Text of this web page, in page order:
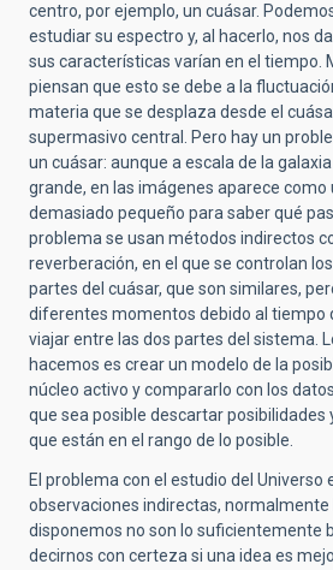
centro, por ejemplo, un cuásar.
estudiar su espectro y, al hacerlo, nos
sus características varían en el tiempo.
piensan que esto se debe a la
materia que se desplaza desde el
supermasivo central. Pero hay un
un cuásar: aunque a escala de la
grande, en las imágenes aparece como
demasiado pequeño para saber qué
problema se usan métodos indirectos
reverberación, en el que se controlan
partes del cuásar, que son similares,
diferentes momentos debido al tiempo
viajar entre las dos partes del sistema.
hacemos es crear un modelo de la
núcleo activo y compararlo con los
que sea posible descartar posibilidades
que están en el rango de lo posible.
El problema con el estudio del Universo
observaciones indirectas, normalmente
disponemos no son lo suficientemente
decirnos con certeza si una idea es